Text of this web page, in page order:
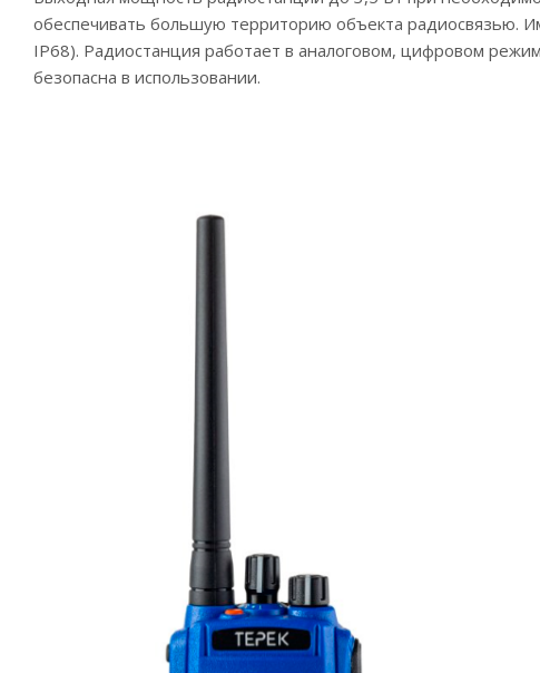
обеспечивать большую территорию объекта радиосвязью.
IP68). Радиостанция работает в аналоговом, цифровом
безопасна в использовании.